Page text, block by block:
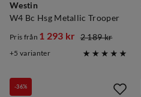
Westin
W4 Bc Hsg Metallic Trooper
discounted
Pris från 1 293 kr
original
2 189 kr
5 varianter
-36%